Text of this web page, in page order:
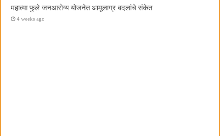
महात्मा फुले जनआरोग्य योजनेत आमूलाग्र बदलांचे संकेत
4 weeks ago